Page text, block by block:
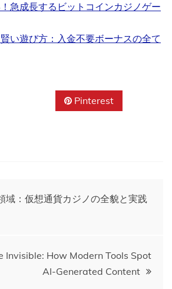
急成長するビットコインカジノゲー
い遊び方：入金不要ボーナスの全て
Pinterest
域：仮想通貨カジノの全貌と実践
Invisible: How Modern Tools Spot
AI-Generated Content